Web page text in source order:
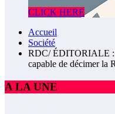
CLICK HERE
Accueil
Société
RDC/ ÉDITORIALE :
capable de décimer la
A LA UNE